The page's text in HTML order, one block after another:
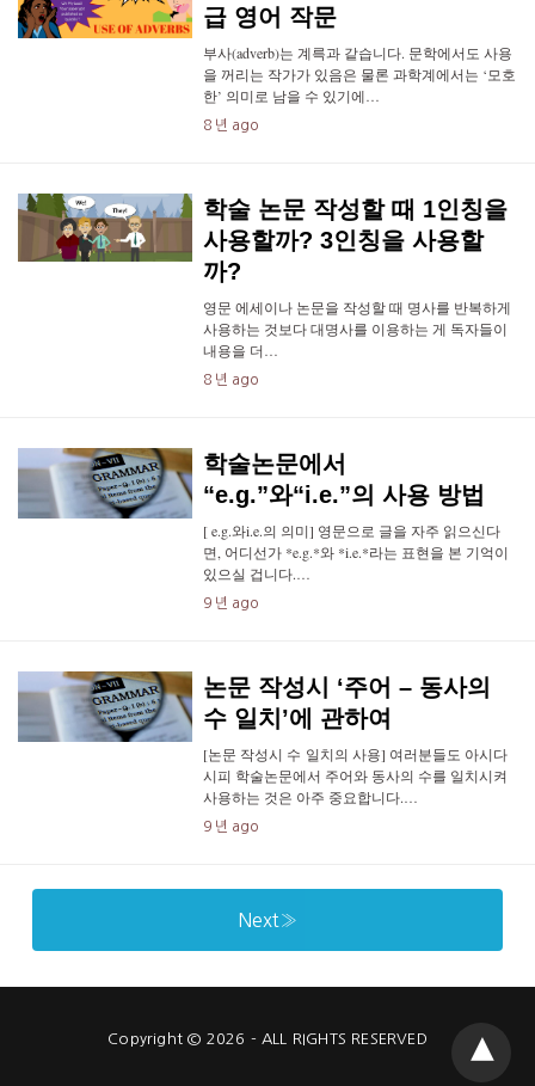
급 영어 작문
부사(adverb)는 계륵과 같습니다. 문학에서도 사용
을 꺼리는 작가가 있음은 물론 과학계에서는 ‘모호
한’ 의미로 남을 수 있기에…
8 년 ago
학술 논문 작성할 때 1인칭을
사용할까? 3인칭을 사용할
까?
영문 에세이나 논문을 작성할 때 명사를 반복하게
사용하는 것보다 대명사를 이용하는 게 독자들이
내용을 더…
8 년 ago
학술논문에서
“e.g.”와“i.e.”의 사용 방법
[ e.g.와i.e.의 의미] 영문으로 글을 자주 읽으신다
면, 어디선가 *e.g.*와 *i.e.*라는 표현을 본 기억이
있으실 겁니다.…
9 년 ago
논문 작성시 ‘주어 – 동사의
수 일치’에 관하여
[논문 작성시 수 일치의 사용] 여러분들도 아시다
시피 학술논문에서 주어와 동사의 수를 일치시켜
사용하는 것은 아주 중요합니다.…
9 년 ago
Next»
Copyright © 2026 - ALL RIGHTS RESERVED